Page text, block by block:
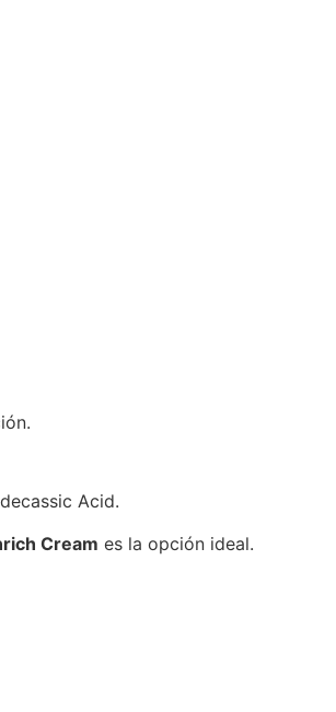
Acid.
Cream es la opción ideal.